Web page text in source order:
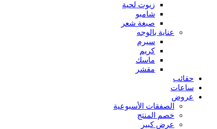
زيوت لحية
شامبو
صبغة شعر
عناية بالوجه
سيرم
كريم
ماسك
مقشر
حقائب
ساعات
عروض
الصفقات الأسبوعية
خصم المنتج
عرض كبير